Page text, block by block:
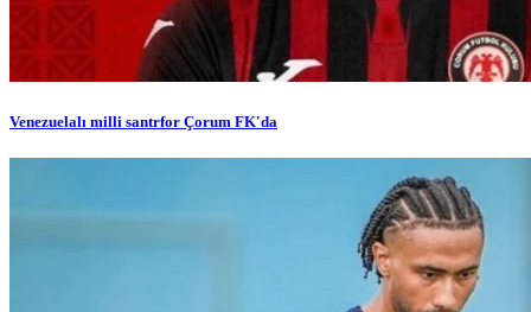
Venezuelalı milli santrfor Çorum FK'da